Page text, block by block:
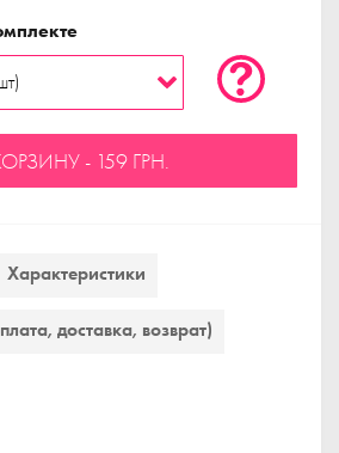
- 159 ГРН.
Характеристики
доставка, возврат)